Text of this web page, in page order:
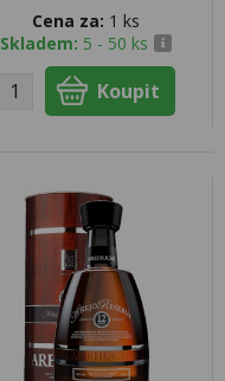
Cena za: 1 ks
Skladem: 5 - 50 ks